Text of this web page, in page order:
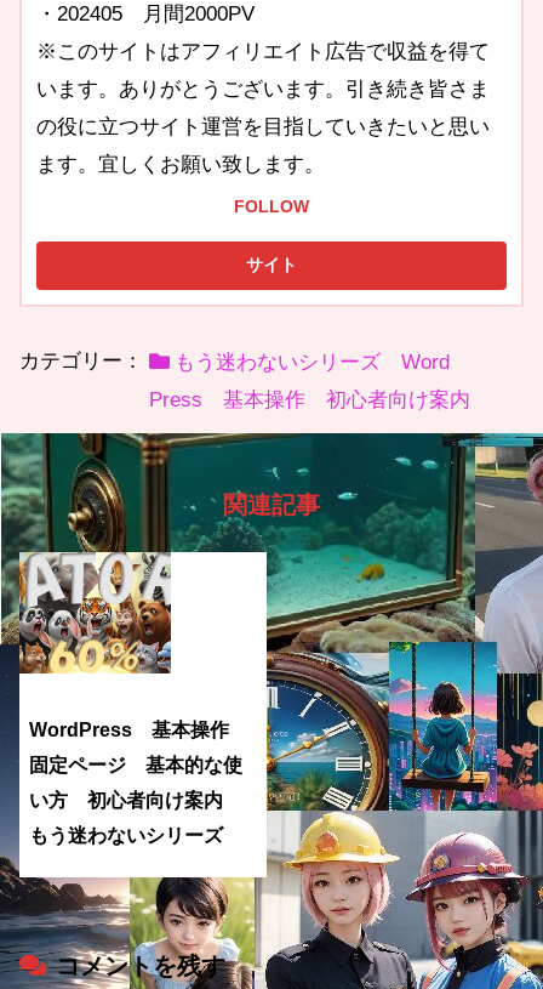
・202405 月間2000PV
※このサイトはアフィリエイト広告で収益を得て
います。ありがとうございます。引き続き皆さま
の役に立つサイト運営を目指していきたいと思い
ます。宜しくお願い致します。
FOLLOW
カテゴリー：
もう迷わないシリーズ Word
Press 基本操作 初心者向け案内
関連記事
WordPress 基本操作
固定ページ 基本的な使
い方 初心者向け案内
もう迷わないシリーズ
コメントを残す